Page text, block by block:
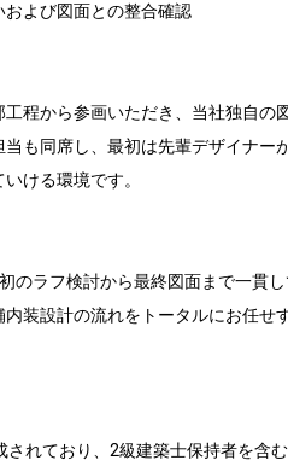
および図面との整合確認
程から参画いただき、当社独自
も同席し、最初は先輩デザイナ
ける環境です。
のラフ検討から最終図面まで一貫
装設計の流れをトータルにお任
れており、2級建築士保持者を含